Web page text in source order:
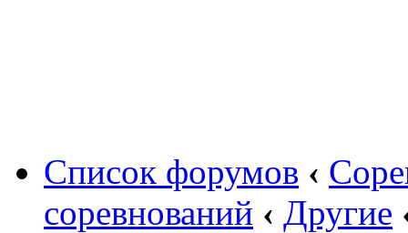
Список форумов ‹
соревнований ‹ Другие